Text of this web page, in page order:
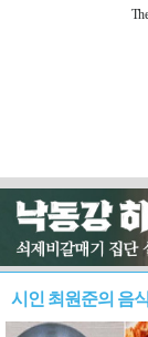
시인 최원준의 음